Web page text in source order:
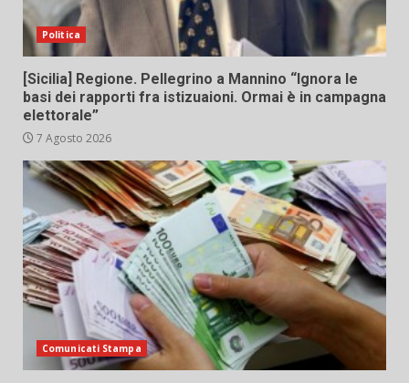
Politica
[Sicilia] Regione. Pellegrino a Mannino “Ignora le
basi dei rapporti fra istizuaioni. Ormai è in campagna
elettorale”
7 Agosto 2026
Comunicati Stampa